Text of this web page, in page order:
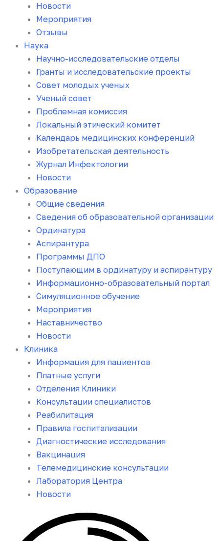
Новости
Мероприятия
Отзывы
Наука
Научно-исследовательские отделы
Гранты и исследовательские проекты
Совет молодых ученых
Ученый совет
Проблемная комиссия
Локальный этический комитет
Календарь медицинских конференций
Изобретательская деятельность
Журнал Инфектологии
Новости
Образование
Общие сведения
Сведения об образовательной организации
Ординатура
Аспирантура
Программы ДПО
Поступающим в ординатуру и аспирантуру
Информационно-образовательный портал
Симуляционное обучение
Мероприятия
Наставничество
Новости
Клиника
Информация для пациентов
Платные услуги
Отделения Клиники
Консультации специалистов
Реабилитация
Правила госпитализации
Диагностические исследования
Вакцинация
Телемедицинские консультации
Лаборатория Центра
Новости